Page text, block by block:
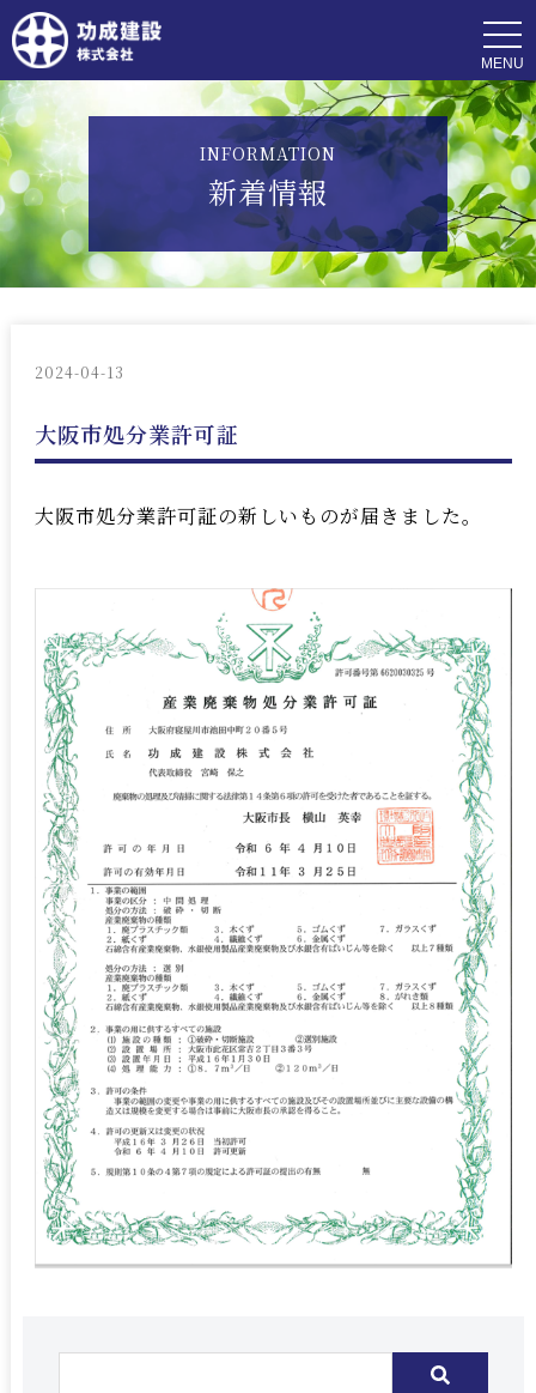
t
o
g
g
l
e
n
a
v
i
g
a
t
i
INFORMATION
新着情報
2024-04-13
大阪市処分業許可証
大阪市処分業許可証の新しいものが届きました。